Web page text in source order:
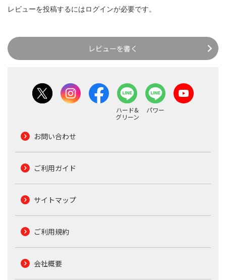
レビューを投稿するにはログインが必要です。
レビューを書く
ハード&
グリーン
パワー
お問い合わせ
ご利用ガイド
サイトマップ
ご利用規約
会社概要